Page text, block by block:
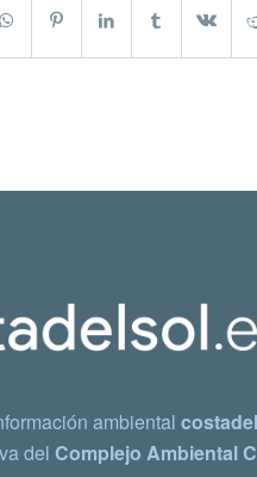
ambiental
delComplejo Ambiental